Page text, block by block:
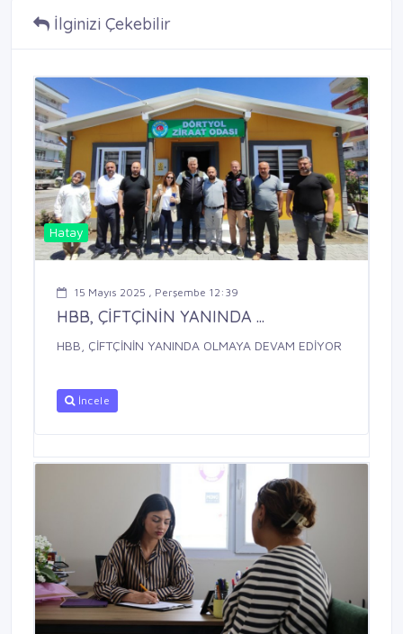
İlginizi Çekebilir
Hatay
15 Mayıs 2025 , Perşembe 12:39
HBB, ÇİFTÇİNİN YANINDA ...
HBB, ÇİFTÇİNİN YANINDA OLMAYA DEVAM EDİYOR
İncele